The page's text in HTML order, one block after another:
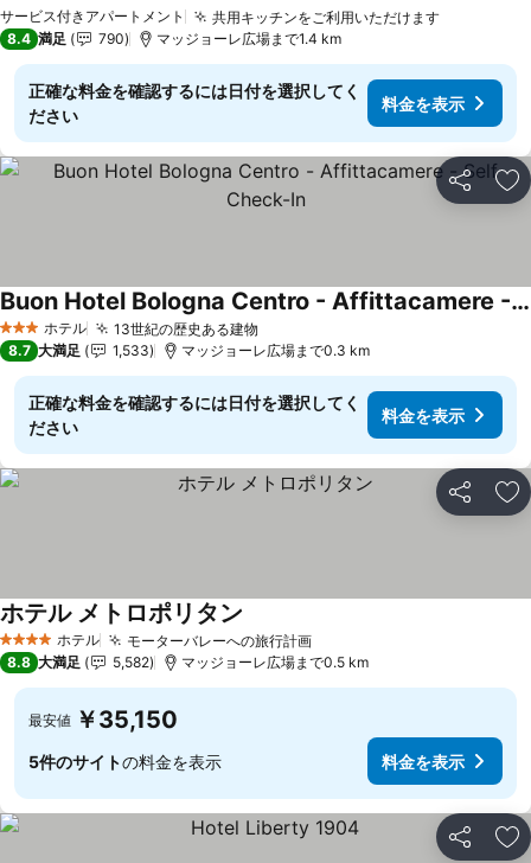
サービス付きアパートメント 共用キッチンをご利用いただけます料金を表
8.4 満足 790 マッジョーレ広場まで1.4 km
正確な料金を確認するには日付を選択してく
ださい
料金を表示
シェア お
3 ホテルのランク
ホテル 13世紀の歴史ある建物
Buon Hotel Bologna Centro - Affittacamere - Self Check-In
料金を表示
8.7 大満足 1,533 マッジョーレ広場まで0.3 km
正確な料金を確認するには日付を選択してく
ださい
料金を表示
シェア お
4 ホテルのランク
ホテル モーターバレーへの旅行計画料金を表示
ホテル メトロポリタン
8.8 大満足 5,582 マッジョーレ広場まで0.5 km
最安値 ￥35,150
5件のサイトの料金を表示 料金を表示
シェア お